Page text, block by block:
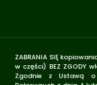
ZABRANIA SIĘ
w części) BEZ ZGODY
Zgodnie z Ustawą